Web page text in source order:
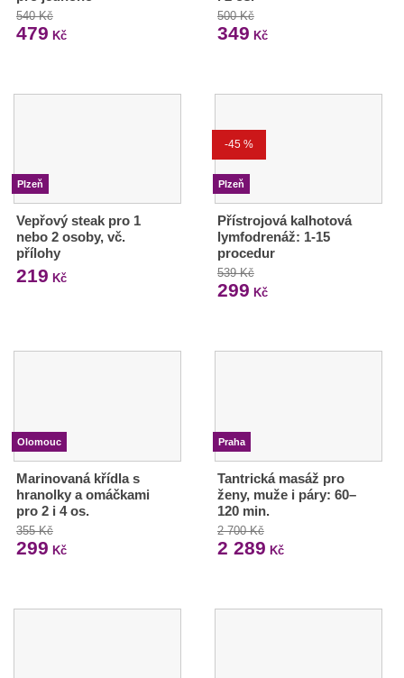
540 Kč
479 Kč
500 Kč
349 Kč
Plzeň
Vepřový steak pro 1
nebo 2 osoby, vč.
přílohy
219 Kč
-45 %
Plzeň
Přístrojová kalhotová
lymfodrenáž: 1-15
procedur
539 Kč
299 Kč
Olomouc
Marinovaná křídla s
hranolky a omáčkami
pro 2 i 4 os.
355 Kč
299 Kč
Praha
Tantrická masáž pro
ženy, muže i páry: 60–
120 min.
2 700 Kč
2 289 Kč